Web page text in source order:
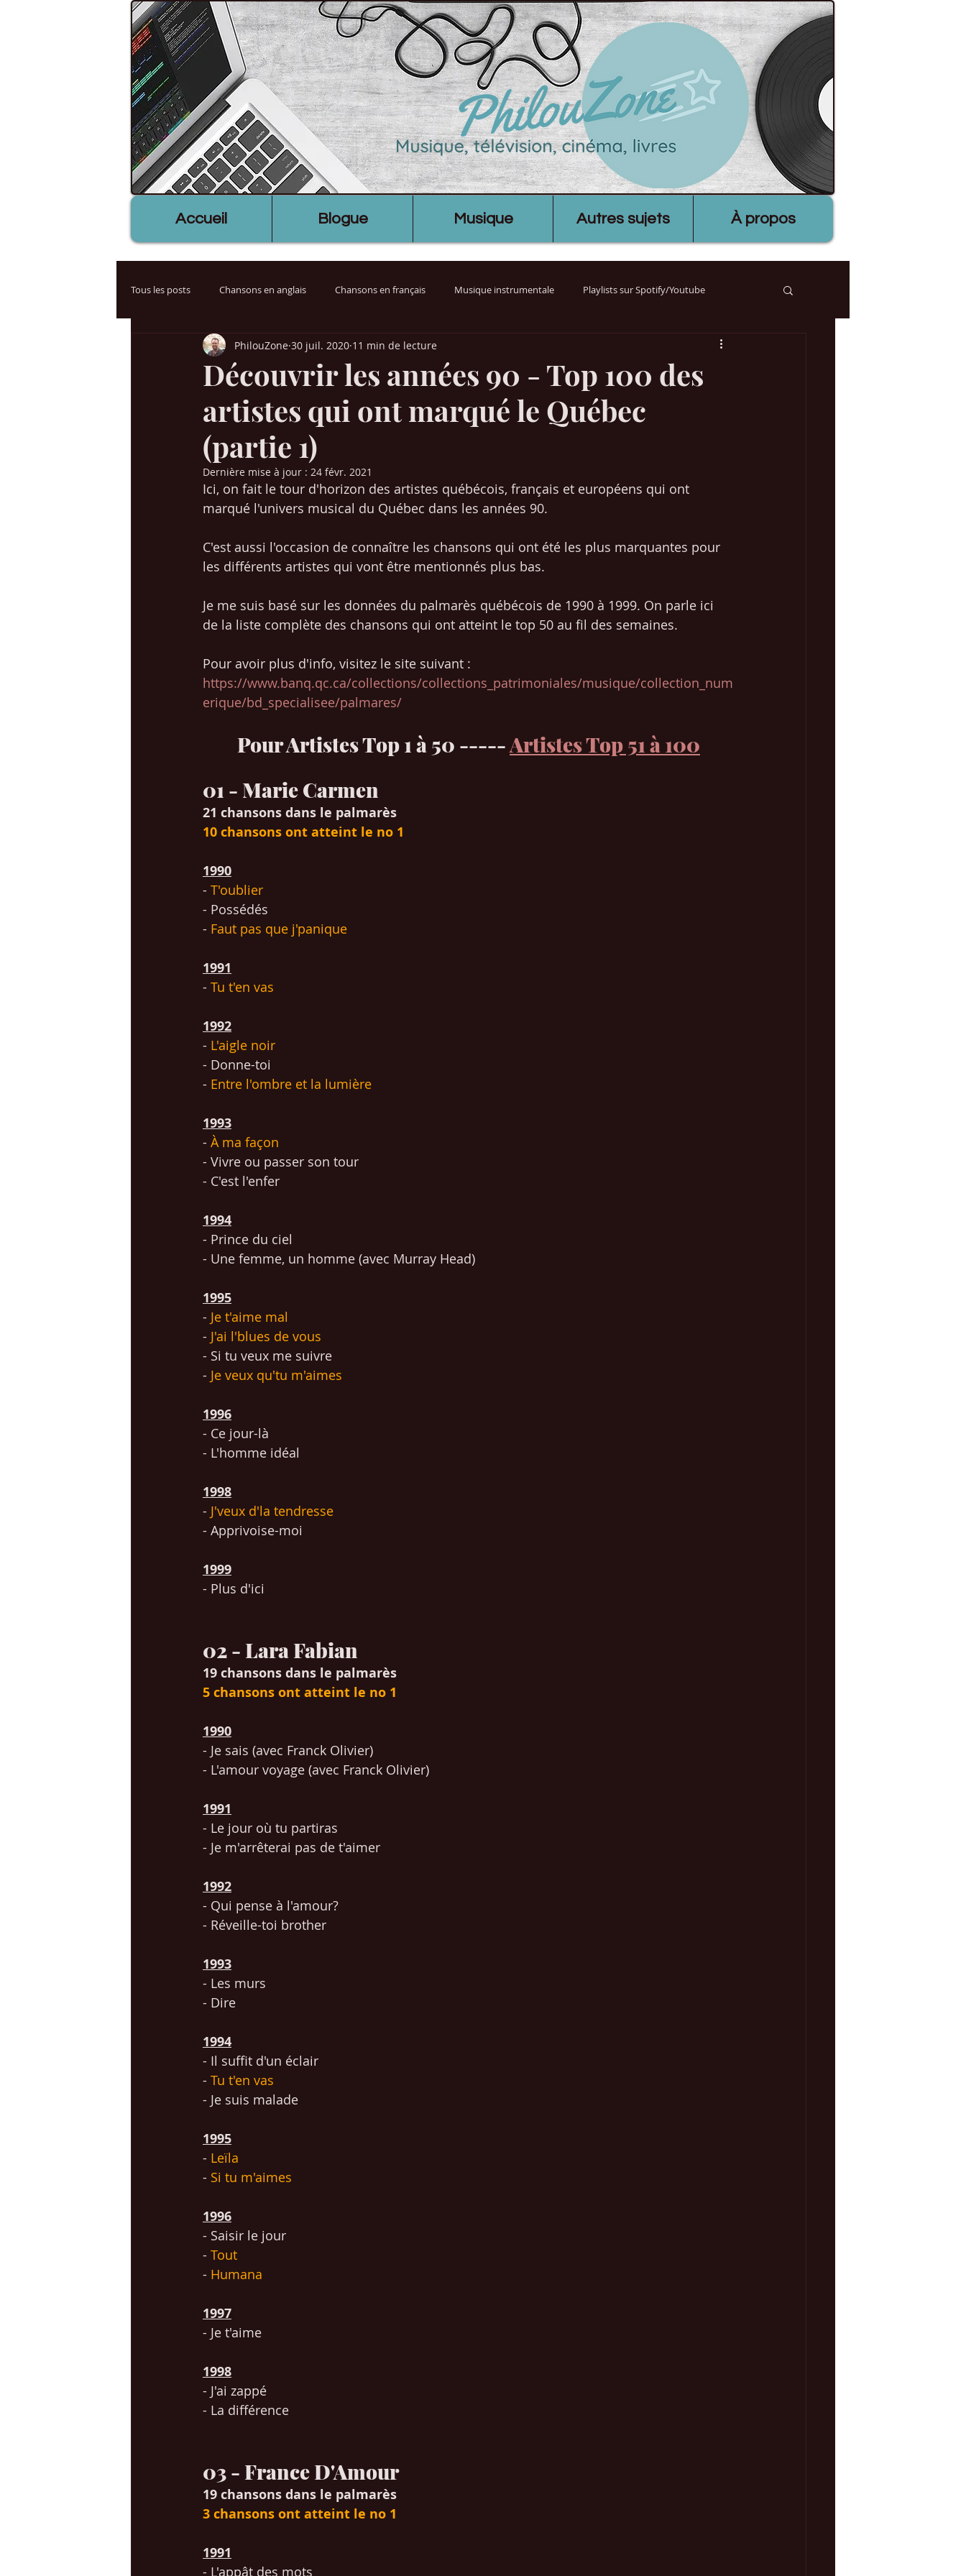
Accueil Blogue Musique Autres sujets À propos
Tous les posts Chansons en anglais Chansons en français Musique instrumentale Playlists sur Spotify/Youtube
Billboard USA Charts UK Hit Parade France Palmarès Québec
Chansons années 60-70 Chansons années 80-90 Chansons années 2000-2010 Musique (articles)
Succès / genres Mes voyages en Europe
Chansons années 2020-2021
Découvrir les années 90 - Top 100 des
artistes qui ont marqué le Québec
(partie 1)
PhilouZone 30 juil. 2020 11 min de lecture
Dernière mise à jour : 24 févr. 2021
Ici, on fait le tour d'horizon des artistes québécois, français et européens qui ont
marqué l'univers musical du Québec dans les années 90.
C'est aussi l'occasion de connaître les chansons qui ont été les plus marquantes pour
les différents artistes qui vont être mentionnés plus bas.
Je me suis basé sur les données du palmarès québécois de 1990 à 1999. On parle ici
de la liste complète des chansons qui ont atteint le top 50 au fil des semaines.
Pour avoir plus d'info, visitez le site suivant :
https://www.banq.qc.ca/collections/collections_patrimoniales/musique/collection_num
erique/bd_specialisee/palmares/
Pour Artistes Top 1 à 50 ----- Artistes Top 51 à 100
01 - Marie Carmen
21 chansons dans le palmarès
10 chansons ont atteint le no 1
1990
- T'oublier
- Possédés
- Faut pas que j'panique
1991
- Tu t'en vas
1992
- L'aigle noir
- Donne-toi
- Entre l'ombre et la lumière
1993
- À ma façon
- Vivre ou passer son tour
- C'est l'enfer
1994
- Prince du ciel
- Une femme, un homme (avec Murray Head)
1995
- Je t'aime mal
- J'ai l'blues de vous
- Si tu veux me suivre
- Je veux qu'tu m'aimes
1996
- Ce jour-là
- L'homme idéal
1998
- J'veux d'la tendresse
- Apprivoise-moi
1999
- Plus d'ici
02 - Lara Fabian
19 chansons dans le palmarès
5 chansons ont atteint le no 1
1990
- Je sais (avec Franck Olivier)
- L'amour voyage (avec Franck Olivier)
1991
- Le jour où tu partiras
- Je m'arrêterai pas de t'aimer
1992
- Qui pense à l'amour?
- Réveille-toi brother
1993
- Les murs
- Dire
1994
- Il suffit d'un éclair
- Tu t'en vas
- Je suis malade
1995
- Leïla
- Si tu m'aimes
1996
- Saisir le jour
- Tout
- Humana
1997
- Je t'aime
1998
- J'ai zappé
- La différence
03 - France D'Amour
19 chansons dans le palmarès
3 chansons ont atteint le no 1
1991
- L'appât des mots